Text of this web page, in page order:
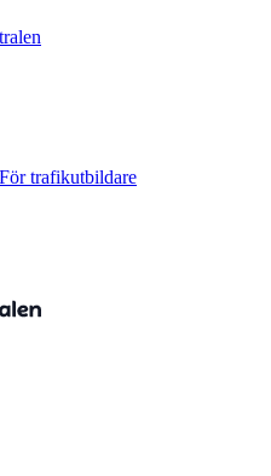
För trafikutbildare